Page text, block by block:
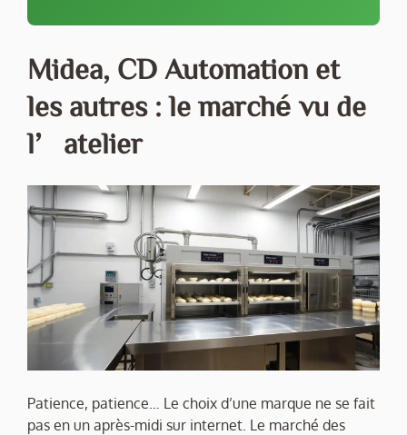
Midea, CD Automation et
les autres : le marché vu de
l’atelier
Patience, patience… Le choix d’une marque ne se fait
pas en un après-midi sur internet. Le marché des